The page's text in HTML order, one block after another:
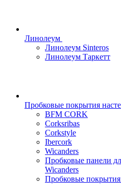
Линолеум
Линолеум Sinteros
Линолеум Таркетт
Пробковые покрытия
BFM CORK
Corksribas
Corkstyle
Ibercork
Wicanders
Пробковые панели
Wicanders
Пробковые покрытия